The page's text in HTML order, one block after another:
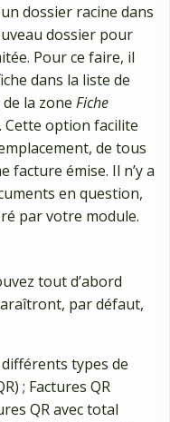
dossier racine dans
dossier pour
Pour ce faire, il
dans la liste de
de la zone Fiche
Cette option facilite
de tous
facture émise. Il n’y a
en question,
par votre module.
tout d’abord
par défaut,
types de
; Factures QR
QR avec total